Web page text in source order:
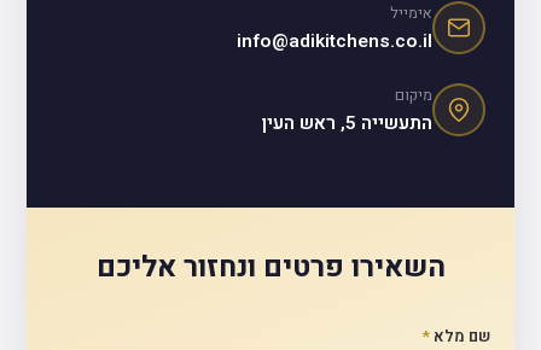
אימייל
info@adikitchens.co.il
מיקום
התעשייה 5, ראש העין
השאירו פרטים ונחזור אליכם
שם מלא*